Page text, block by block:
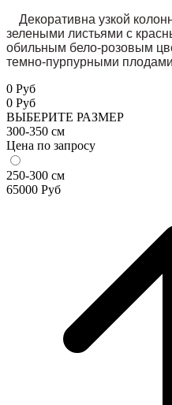
Декоративна узкой
зелеными листьями с
обильным бело-розовым
темно-пурпурными
0 Руб
0 Руб
ВЫБЕРИТЕ РАЗМЕР
300-350 см
Цена по запросу
250-300 см
65000 Руб